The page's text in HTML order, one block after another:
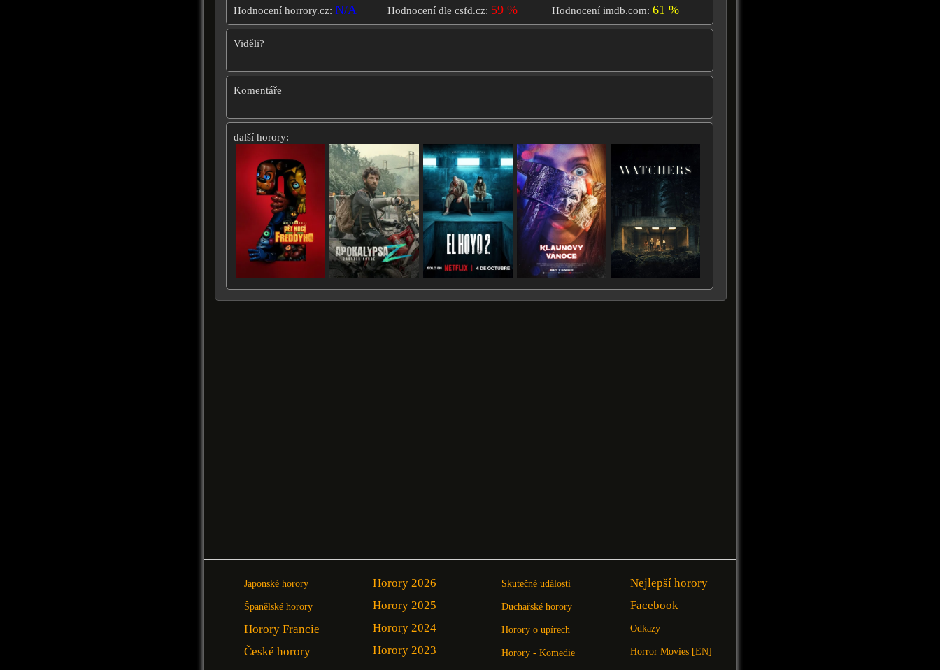
Hodnocení horrory.cz: N/A Hodnocení dle csfd.cz: 59 % Hodnocení imdb.com: 61 %
Viděli?
Komentáře
další horory:
Japonské horory
Španělské horory
Horory Francie
České horory
Horory 2026
Horory 2025
Horory 2024
Horory 2023
Skutečné události
Duchařské horory
Horory o upírech
Horory - Komedie
Nejlepší horory
Facebook
Odkazy
Horror Movies [EN]